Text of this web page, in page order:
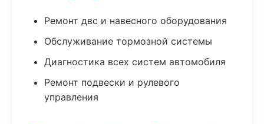
Ремонт двс и навесного оборудования
Обслуживание тормозной системы
Диагностика всех систем автомобиля
Ремонт подвески и рулевого
управления